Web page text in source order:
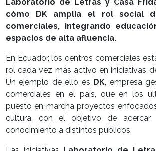
Laboratorio de Letras y Casa
cómo DK amplía el rol social
comerciales, integrando
espacios de alta afluencia.
En Ecuador, los centros comerciales
rol cada vez más activo en iniciativas
Un ejemplo de ello es DK, empresa
comerciales en el país, que en los
puesto en marcha proyectos
cultura, con el objetivo de
conocimiento a distintos públicos.